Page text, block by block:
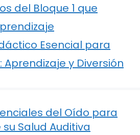
del Bloque 1 que
Esencial para
Aprendizaje y Diversión
del Oído para
Salud Auditiva